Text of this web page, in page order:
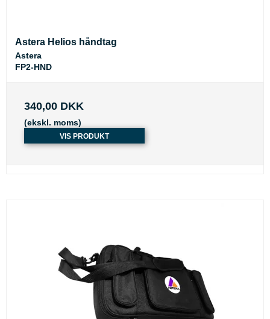
Astera Helios håndtag
Astera
FP2-HND
340,00 DKK
(ekskl. moms)
VIS PRODUKT